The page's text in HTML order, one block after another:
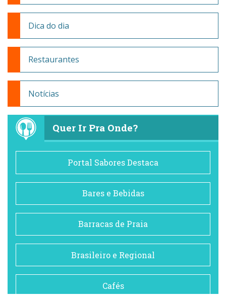
Dica do dia
Restaurantes
Notícias
Quer Ir Pra Onde?
Portal Sabores Destaca
Bares e Bebidas
Barracas de Praia
Brasileiro e Regional
Cafés